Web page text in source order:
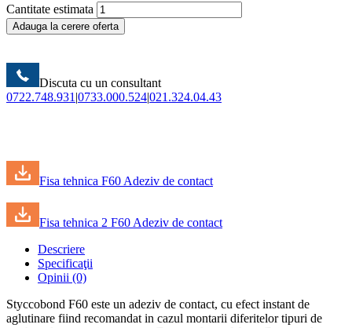
Cantitate estimata
Adauga la cerere oferta
Discuta cu un consultant
0722.748.931 |0733.000.524|021.324.04.43
Fisa tehnica F60 Adeziv de contact
Fisa tehnica 2 F60 Adeziv de contact
Descriere
Specificaţii
Opinii (0)
Styccobond F60 este un adeziv de contact, cu efect instant de
aglutinare fiind recomandat in cazul montarii diferitelor tipuri de